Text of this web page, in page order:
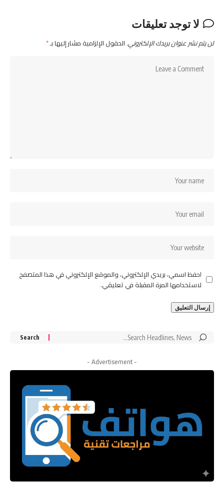
لا توجد تعليقات
لن يتم نشر عنوان بريدك الإلكتروني. الحقول الإلزامية مشار إليها بـ*
احفظ اسمي، بريدي الإلكتروني، والموقع الإلكتروني في هذا المتصفح
لاستخدامها المرة المقبلة في تعليقي.
Search
- Advertisement -